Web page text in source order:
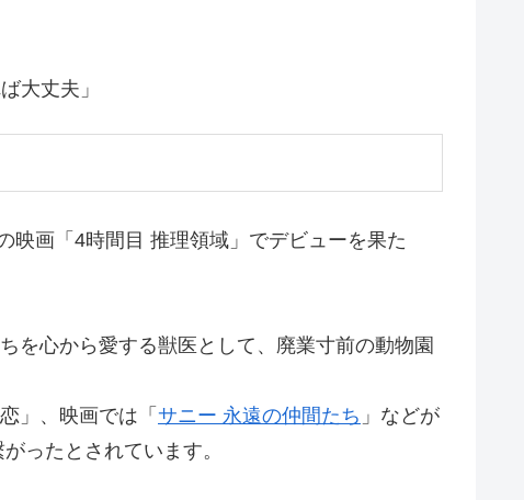
大丈夫」
映画「4時間目 推理領域」でデビューを果た
を心から愛する獣医として、廃業寸前の動物園
」、映画では「 サニー 永遠の仲間たち 」などが
ったとされています。